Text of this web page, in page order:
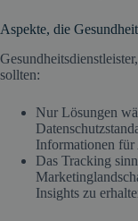
Aspekte, die
sollten:
Nur Lösungen
Informationen für
Das Tracking
Insights zu